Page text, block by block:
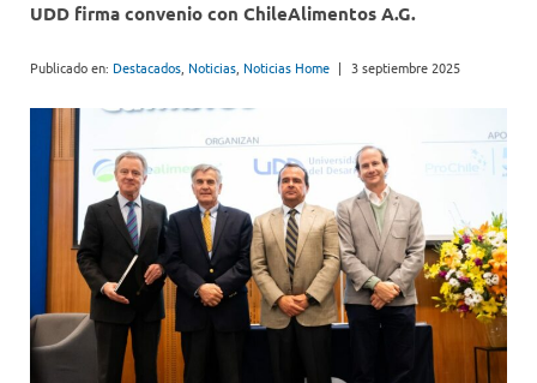
UDD firma convenio con ChileAlimentos A.G.
Publicado en: Destacados Noticias Noticias Home | 3 septiembre 2025